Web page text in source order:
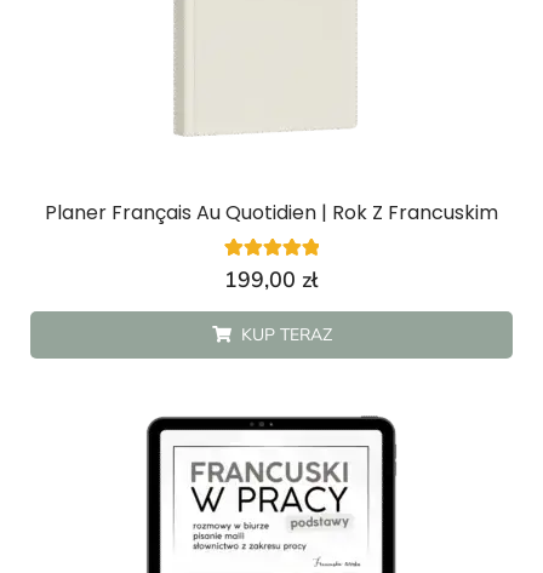
Planer Français Au Quotidien | Rok Z Francuskim
Oceniony
5.00
4
ocen
klientów
199,00 zł
KUP TERAZ